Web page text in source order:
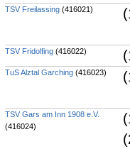
TSV Freilassing (416021)
TSV Fridolfing (416022)
TuS Alztal Garching (416023)
TSV Gars am Inn 1908 e.V.
(416024)